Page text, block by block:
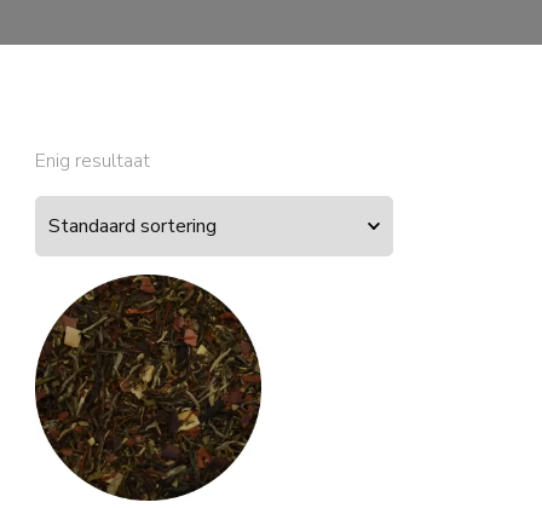
Enig resultaat